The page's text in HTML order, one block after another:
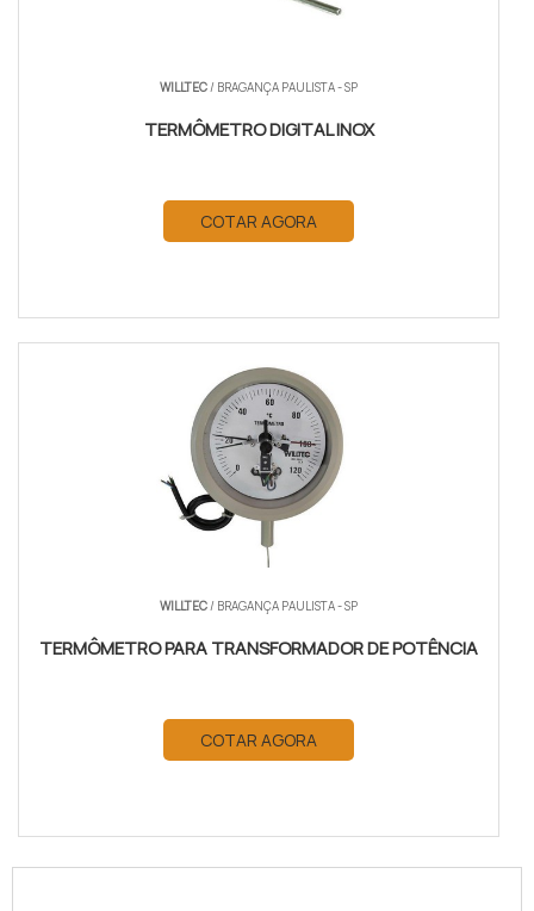
WILLTEC/ BRAGANÇA PAULISTA - SP
TERMÔMETRO DIGITAL INOX
COTAR AGORA
WILLTEC/ BRAGANÇA PAULISTA - SP
TERMÔMETRO PARA TRANSFORMADOR DE POTÊNCIA
COTAR AGORA